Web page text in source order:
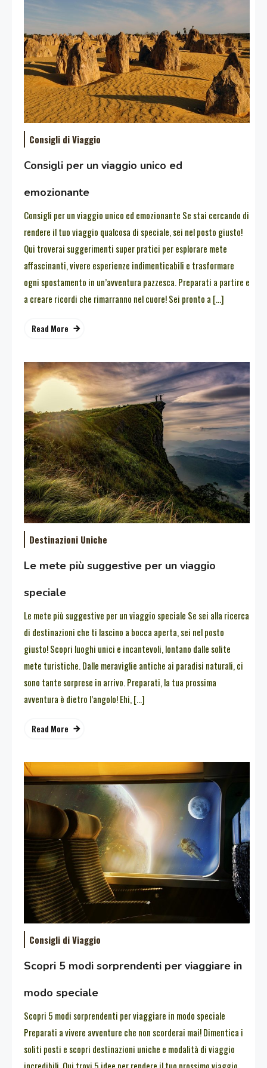
Consigli di Viaggio
Consigli per un viaggio unico ed
emozionante
Consigli per un viaggio unico ed emozionante Se stai cercando di
rendere il tuo viaggio qualcosa di speciale, sei nel posto giusto!
Qui troverai suggerimenti super pratici per esplorare mete
affascinanti, vivere esperienze indimenticabili e trasformare
ogni spostamento in un’avventura pazzesca. Preparati a partire e
a creare ricordi che rimarranno nel cuore! Sei pronto a […]
Read More
Destinazioni Uniche
Le mete più suggestive per un viaggio
speciale
Le mete più suggestive per un viaggio speciale Se sei alla ricerca
di destinazioni che ti lascino a bocca aperta, sei nel posto
giusto! Scopri luoghi unici e incantevoli, lontano dalle solite
mete turistiche. Dalle meraviglie antiche ai paradisi naturali, ci
sono tante sorprese in arrivo. Preparati, la tua prossima
avventura è dietro l’angolo! Ehi, […]
Read More
Consigli di Viaggio
Scopri 5 modi sorprendenti per viaggiare in
modo speciale
Scopri 5 modi sorprendenti per viaggiare in modo speciale
Preparati a vivere avventure che non scorderai mai! Dimentica i
soliti posti e scopri destinazioni uniche e modalità di viaggio